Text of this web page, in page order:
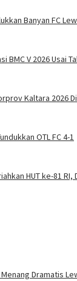
Banyan FC
V 2026 Usai
Kaltara 2026
OTL FC 4-1
HUT ke-81
Dramatis